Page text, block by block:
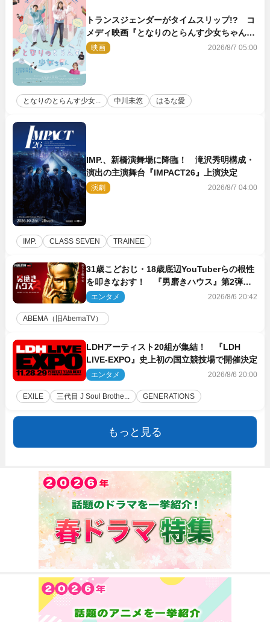
トランスジェンダーがタイムスリップ!? コ
メディ映画『となりのとらんす少女ちゃん』
11.7公開決定
映画 2026/8/7 05:00
となりのとらんす少女... 中川未悠 はるな愛
IMP.、新橋演舞場に降臨！ 滝沢秀明構成・
演出の主演舞台『IMPACT26』上演決定
演劇 2026/8/7 04:00
IMP. CLASS SEVEN TRAINEE
31歳こどおじ・18歳底辺YouTuberらの根性
を叩きなおす！ 『男磨きハウス』第2弾コ
ーチ陣発表
エンタメ 2026/8/6 20:42
ABEMA（旧AbemaTV）
LDHアーティスト20組が集結！ 『LDH
LIVE‐EXPO』史上初の国立競技場で開催決定
エンタメ 2026/8/6 20:00
EXILE 三代目 J Soul Brothe... GENERATIONS
もっと見る